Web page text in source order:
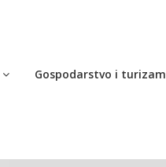
Gospodarstvo i turizam